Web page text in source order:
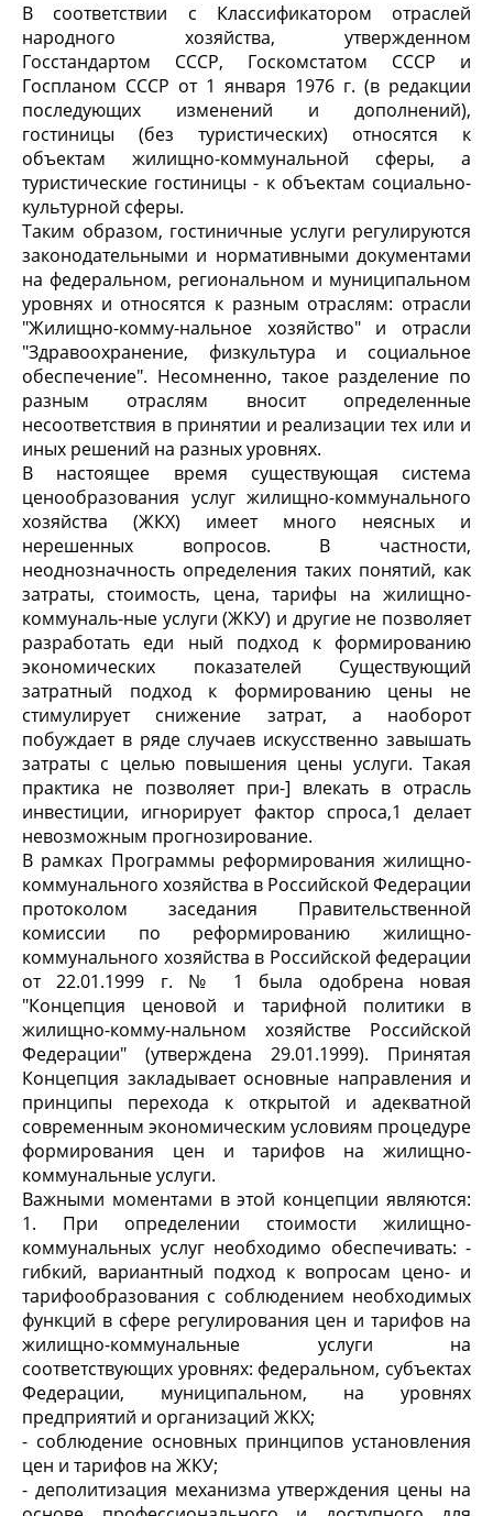
В соответствии с Классификатором отраслей
народного хозяйства, утвержденном
Госстандартом СССР, Госкомстатом СССР и
Госпланом СССР от 1 января 1976 г. (в редакции
последующих изменений и дополнений),
гостиницы (без туристических) относятся к
объектам жилищно-коммунальной сферы, а
туристические гостиницы - к объектам социально-
культурной сферы.
Таким образом, гостиничные услуги регулируются
законодательными и нормативными документами
на федеральном, региональном и муниципальном
уровнях и относятся к разным отраслям: отрасли
"Жилищно-комму-нальное хозяйство" и отрасли
"Здравоохранение, физкультура и социальное
обеспечение". Несомненно, такое разделение по
разным отраслям вносит определенные
несоответствия в принятии и реализации тех или и
иных решений на разных уровнях.
В настоящее время существующая система
ценообразования услуг жилищно-коммунального
хозяйства (ЖКХ) имеет много неясных и
нерешенных вопросов. В частности,
неоднозначность определения таких понятий, как
затраты, стоимость, цена, тарифы на жилищно-
коммуналь-ные услуги (ЖКУ) и другие не позволяет
разработать еди ный подход к формированию
экономических показателей Существующий
затратный подход к формированию цены не
стимулирует снижение затрат, а наоборот
побуждает в ряде случаев искусственно завышать
затраты с целью повышения цены услуги. Такая
практика не позволяет при-] влекать в отрасль
инвестиции, игнорирует фактор спроса,1 делает
невозможным прогнозирование.
В рамках Программы реформирования жилищно-
коммунального хозяйства в Российской Федерации
протоколом заседания Правительственной
комиссии по реформированию жилищно-
коммунального хозяйства в Российской федерации
от 22.01.1999 г. № 1 была одобрена новая
"Концепция ценовой и тарифной политики в
жилищно-комму-нальном хозяйстве Российской
Федерации" (утверждена 29.01.1999). Принятая
Концепция закладывает основные направления и
принципы перехода к открытой и адекватной
современным экономическим условиям процедуре
формирования цен и тарифов на жилищно-
коммунальные услуги.
Важными моментами в этой концепции являются:
1. При определении стоимости жилищно-
коммунальных услуг необходимо обеспечивать: -
гибкий, вариантный подход к вопросам цено- и
тарифообразования с соблюдением необходимых
функций в сфере регулирования цен и тарифов на
жилищно-коммунальные услуги на
соответствующих уровнях: федеральном, субъектах
Федерации, муниципальном, на уровнях
предприятий и организаций ЖКХ;
- соблюдение основных принципов установления
цен и тарифов на ЖКУ;
- деполитизация механизма утверждения цены на